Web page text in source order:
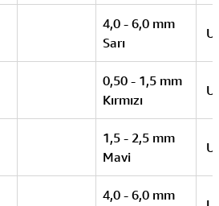
4,0 - 6,0 mm
Sarı
0,50 - 1,5 mm
Kırmızı
1,5 - 2,5 mm
Mavi
4,0 - 6,0 mm